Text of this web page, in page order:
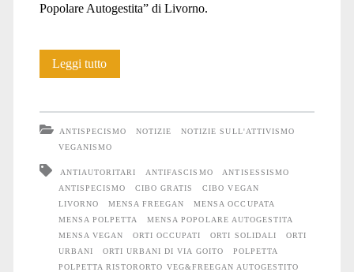
Popolare Autogestita” di Livorno.
Leggi tuttoPolpetta
chi
non
ha
soldi
non
ANTISPECISMO NOTIZIE
NOTIZIE SULL'ATTIVISMO
VEGANISMO
ANTIAUTORITARI ANTIFASCISMO
ANTISESSISMO
ANTISPECISMO
CIBO GRATIS
CIBO VEGAN
LIVORNO
MENSA FREEGAN
MENSA OCCUPATA
MENSA POLPETTA
MENSA POPOLARE AUTOGESTITA
MENSA VEGAN
ORTI OCCUPATI ORTI SOLIDALI
ORTI
URBANI
ORTI URBANI DI VIA GOITO
POLPETTA
POLPETTA RISTORORTO VEG&FREEGAN AUTOGESTITO